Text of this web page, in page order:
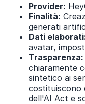
Provider:
Finalità:
generati
Dati
avatar,
Trasparenza:
chiaramente
sintetico ai
costituiscono
dell'AI Act e